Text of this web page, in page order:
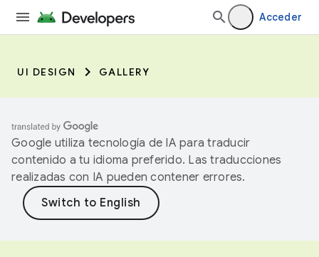
Acceder
UI DESIGN GALLERY
Google utiliza tecnología de IA para traducir
contenido a tu idioma preferido. Las traducciones
realizadas con IA pueden contener errores.